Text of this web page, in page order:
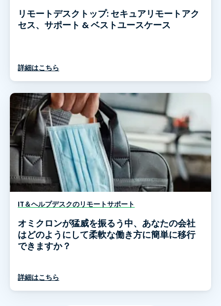
リモートデスクトップ: セキュアリモートアク
セス、サポート & ベストユースケース
詳細はこちら
IT＆ヘルプデスクのリモートサポート
オミクロンが猛威を振るう中、あなたの会社
はどのようにして柔軟な働き方に簡単に移行
できますか？
詳細はこちら